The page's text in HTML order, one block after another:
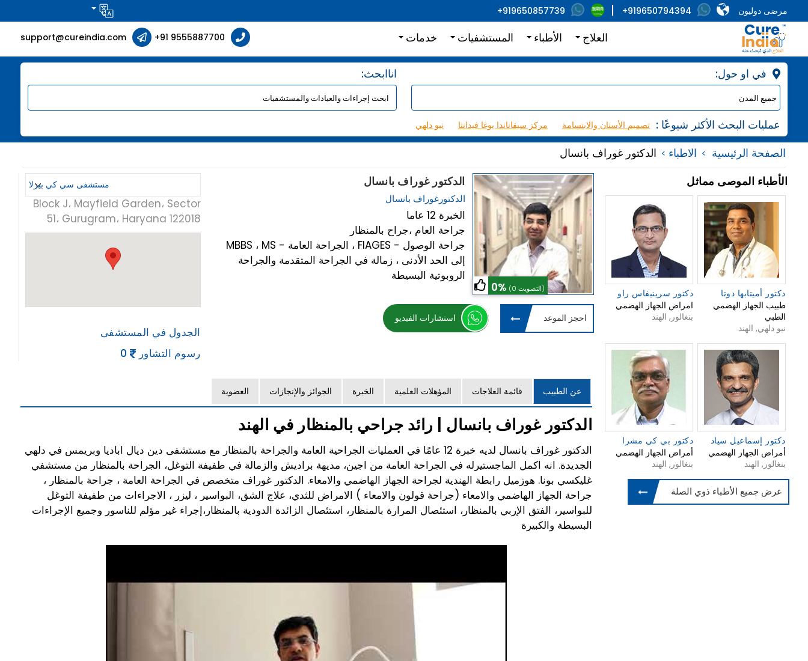
مرضى دوليون +919650794394
+919650857739
العلاج الأطباء المستشفيات خدمات support@cureindia.com +91 9555887700
:اناابحث
: عمليات البحث الأكثر شيوعًا نيو دلهي مركز سيفاناندا يوغا فيدانتا تصميم الأسنان والابتسامة
الصفحة الرئيسية الاطباء الدكتور غوراف بانسال
0% (0 التصويت)
الدكتور غوراف بانسال
الدكتورغوراف بانسال
الخبرة 12 عاما
جراحة العام ،جراح بالمنظار
MBBS ، MS - الجراحة العامة ، FIAGES - جراحة الوصول
إلى الحد الأدنى ، زمالة في الجراحة المتقدمة والجراحة
الروبوتية البسيطة
استشارات الفيديو احجز الموعد
Block J، Mayfield Garden، Sector
51، Gurugram، Haryana 122018
الجدول في المستشفى
رسوم التشاور
عن الطبيب قائمة العلاجات المؤهلات العلمية الخبرة الجوائز والإنجازات العضوية
الدكتور غوراف بانسال | رائد جراحي بالمنظار في الهند
الدكتور غوراف بانسال لديه خبرة 12 عامًا في العمليات الجراحية العامة والجراحة بالمنظار مع مستشفى دين ديال اباديا وبريمس في دلهي
الجديدة. انه اكمل الماجستيرله في الجراحة العامة من اجين، مديهة براديش والزمالة في طفيفة التوغل، الجراحة بالمنظار من مستشفي
غليكسي بونا. هوزميل رابطة الهندية لجراحة الجهاز الهاضمي والامعاء. الدكتور غوراف متخصص في الجراحة العامة ، جراحة بالمنظار ،
جراحة الجهاز الهاضمي والامعاء (جراحة قولون والامعاء ) الامراض للثدي، علاج الشق، البواسير ، ليزر ، الاجراءات من طفيفة التوغل
للبواسير، الفتق الإربي بالمنظار، استئصال المرارة بالمنظار، استئصال الزائدة الدودية بالمنظار،إجراء غير مؤلم للناسور وجميع الإجراءات
البسيطة والكبيرة
الأطباء الموصى مماثل
دكتور أميتابها دوتا
طبيب الجهاز الهضمي
الطبي
نيو دلهي, الهند
دكتور سرينيفاس راو
امراض الجهاز الهضمي
بنغالور, الهند
دكتور إسماعيل سياد
أمراض الجهاز الهضمي
بنغالور, الهند
دكتور بي كي مشرا
أمراض الجهاز الهضمي
بنغالور, الهند
عرض جميع الأطباء ذوي الصلة